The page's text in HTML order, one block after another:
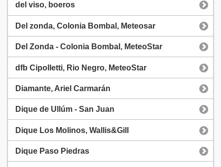
del viso, boeros
Del zonda, Colonia Bombal, Meteosar
Del Zonda - Colonia Bombal, MeteoStar
dfb Cipolletti, Rio Negro, MeteoStar
Diamante, Ariel Carmarán
Dique de Ullúm - San Juan
Dique Los Molinos, Wallis&Gill
Dique Paso Piedras